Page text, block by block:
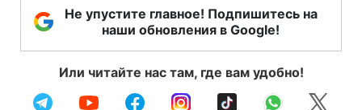
Не упустите главное! Подпишитесь на
наши обновления в Google!
Или читайте нас там, где вам удобно!